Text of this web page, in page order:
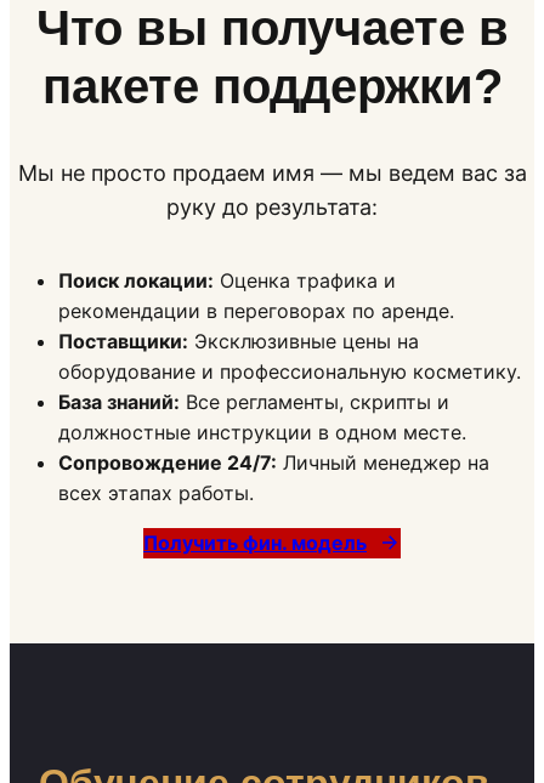
Что вы получаете в
пакете поддержки?
Мы не просто продаем имя — мы ведем вас за
руку до результата:
Поиск локации: Оценка трафика и
рекомендации в переговорах по аренде.
Поставщики: Эксклюзивные цены на
оборудование и профессиональную косметику.
База знаний: Все регламенты, скрипты и
должностные инструкции в одном месте.
Сопровождение 24/7: Личный менеджер на
всех этапах работы.
Получить фин. модель